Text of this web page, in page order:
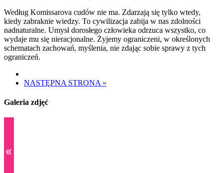
Według Komissarova cudów nie ma. Zdarzają się tylko wtedy,
kiedy zabraknie wiedzy. To cywilizacja zabija w nas zdolności
nadnaturalne. Umysł dorosłego człowieka odrzuca wszystko, co
wydaje mu się nieracjonalne. Żyjemy ograniczeni, w określonych
schematach zachowań, myślenia, nie zdając sobie sprawy z tych
ograniczeń.
NASTĘPNA STRONA »
Galeria zdjęć